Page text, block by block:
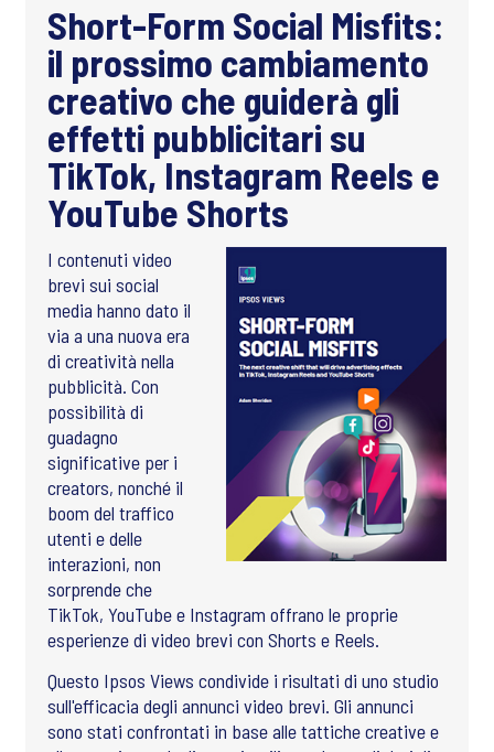
Short-Form Social Misfits:
il prossimo cambiamento
creativo che guiderà gli
effetti pubblicitari su
TikTok, Instagram Reels e
YouTube Shorts
I contenuti video
brevi sui social
media hanno dato il
via a una nuova era
di creatività nella
pubblicità. Con
possibilità di
guadagno
significative per i
creators, nonché il
boom del traffico
utenti e delle
interazioni, non
sorprende che
TikTok, YouTube e Instagram offrano le proprie
esperienze di video brevi con Shorts e Reels.
Questo Ipsos Views condivide i risultati di uno studio
sull'efficacia degli annunci video brevi. Gli annunci
sono stati confrontati in base alle tattiche creative e